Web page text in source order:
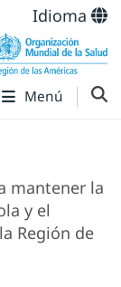
Idioma
Menú
mantener la
y el
Región de